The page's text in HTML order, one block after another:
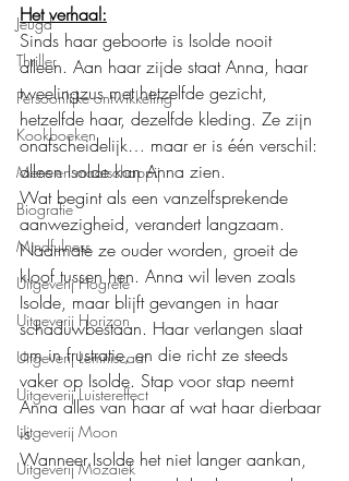
Jeugd
Thriller
Persoonlijke ontwikkeling
Kookboeken
Mens en maatschappij
Biografie
Mindfulness
Uitgeverij Hogrefe
Uitgeverij Horizon
Uitgeverij Lemniscaat
Uitgeverij Luistereffect
Uitgeverij Moon
Uitgeverij Mozaïek
Het verhaal:
Sinds haar geboorte is Isolde nooit
alleen. Aan haar zijde staat Anna, haar
tweelingzus met hetzelfde gezicht,
hetzelfde haar, dezelfde kleding. Ze zijn
onafscheidelijk… maar er is één verschil:
alleen Isolde kan Anna zien.
Wat begint als een vanzelfsprekende
aanwezigheid, verandert langzaam.
Naarmate ze ouder worden, groeit de
kloof tussen hen. Anna wil leven zoals
Isolde, maar blijft gevangen in haar
schaduwbestaan. Haar verlangen slaat
om in frustratie, en die richt ze steeds
vaker op Isolde. Stap voor stap neemt
Anna alles van haar af wat haar dierbaar
is.
Wanneer Isolde het niet langer aankan,